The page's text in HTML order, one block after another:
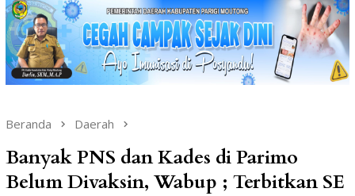
Beranda Daerah
Banyak PNS dan Kades di Parimo
Belum Divaksin, Wabup ; Terbitkan SE